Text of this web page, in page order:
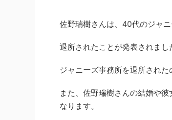
佐野瑞樹さんは、40代のジャ
退所されたことが発表されまし
ジャニーズ事務所を退所され
また、佐野瑞樹さんの結婚や
なります。